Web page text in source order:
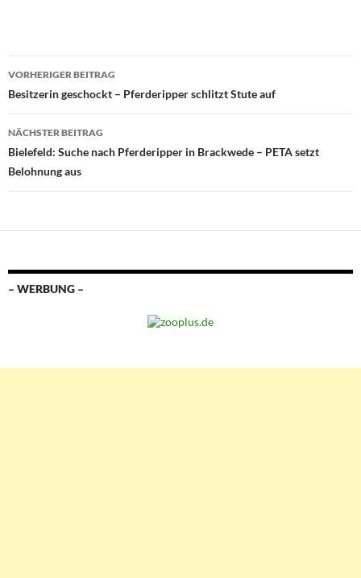
Beitragsnavigation
VORHERIGER BEITRAG
Besitzerin geschockt – Pferderipper schlitzt Stute auf
NÄCHSTER BEITRAG
Bielefeld: Suche nach Pferderipper in Brackwede – PETA setzt
Belohnung aus
– WERBUNG –